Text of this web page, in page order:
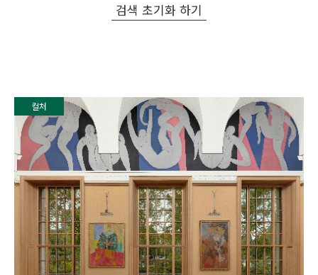
검색 초기화 하기
컬처